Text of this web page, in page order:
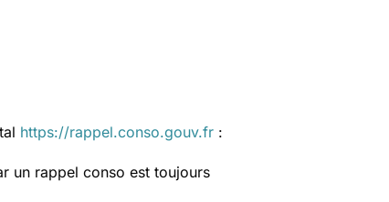
https://rappel.conso.gouv.fr :
un rappel conso est toujours